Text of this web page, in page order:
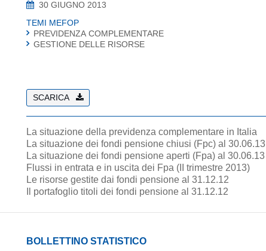
30 GIUGNO 2013
TEMI MEFOP
PREVIDENZA COMPLEMENTARE
GESTIONE DELLE RISORSE
SCARICA
La situazione della previdenza complementare in Italia
La situazione dei fondi pensione chiusi (Fpc) al 30.06.13
La situazione dei fondi pensione aperti (Fpa) al 30.06.13
Flussi in entrata e in uscita dei Fpa (II trimestre 2013)
Le risorse gestite dai fondi pensione al 31.12.12
Il portafoglio titoli dei fondi pensione al 31.12.12
BOLLETTINO STATISTICO